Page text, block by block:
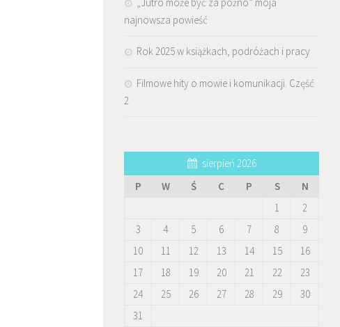
najnowsza powieść
Rok 2025 w książkach, podróżach i pracy
Filmowe hity o mowie i komunikacji. Część
2
sierpień 2026
P
W Ś C P S
N
1
2
3
4 5 6 7 8
9
10
11 12 13 14 15
16
17
18 19 20 21 22
23
24
25 26 27 28 29
30
31